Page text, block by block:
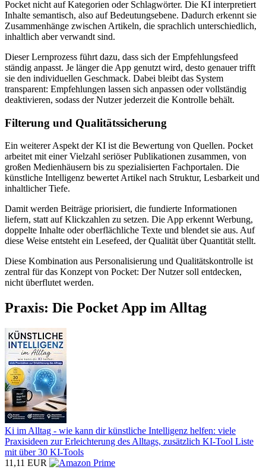
Pocket nicht auf Kategorien oder Schlagwörter. Die KI interpretiert
Inhalte semantisch, also auf Bedeutungsebene. Dadurch erkennt sie
Zusammenhänge zwischen Artikeln, die sprachlich unterschiedlich,
inhaltlich aber verwandt sind.
Dieser Lernprozess führt dazu, dass sich der Empfehlungsfeed
ständig anpasst. Je länger die App genutzt wird, desto genauer trifft
sie den individuellen Geschmack. Dabei bleibt das System
transparent: Empfehlungen lassen sich anpassen oder vollständig
deaktivieren, sodass der Nutzer jederzeit die Kontrolle behält.
Filterung und Qualitätssicherung
Ein weiterer Aspekt der KI ist die Bewertung von Quellen. Pocket
arbeitet mit einer Vielzahl seriöser Publikationen zusammen, von
großen Medienhäusern bis zu spezialisierten Fachportalen. Die
künstliche Intelligenz bewertet Artikel nach Struktur, Lesbarkeit und
inhaltlicher Tiefe.
Damit werden Beiträge priorisiert, die fundierte Informationen
liefern, statt auf Klickzahlen zu setzen. Die App erkennt Werbung,
doppelte Inhalte oder oberflächliche Texte und blendet sie aus. Auf
diese Weise entsteht ein Lesefeed, der Qualität über Quantität stellt.
Diese Kombination aus Personalisierung und Qualitätskontrolle ist
zentral für das Konzept von Pocket: Der Nutzer soll entdecken,
nicht überflutet werden.
Praxis: Die Pocket App im Alltag
Ki im Alltag - wie kann dir künstliche Intelligenz helfen: viele
Praxisideen zur Erleichterung des Alltags, zusätzlich KI-Tool Liste
mit über 30 KI-Tools
11,11 EUR